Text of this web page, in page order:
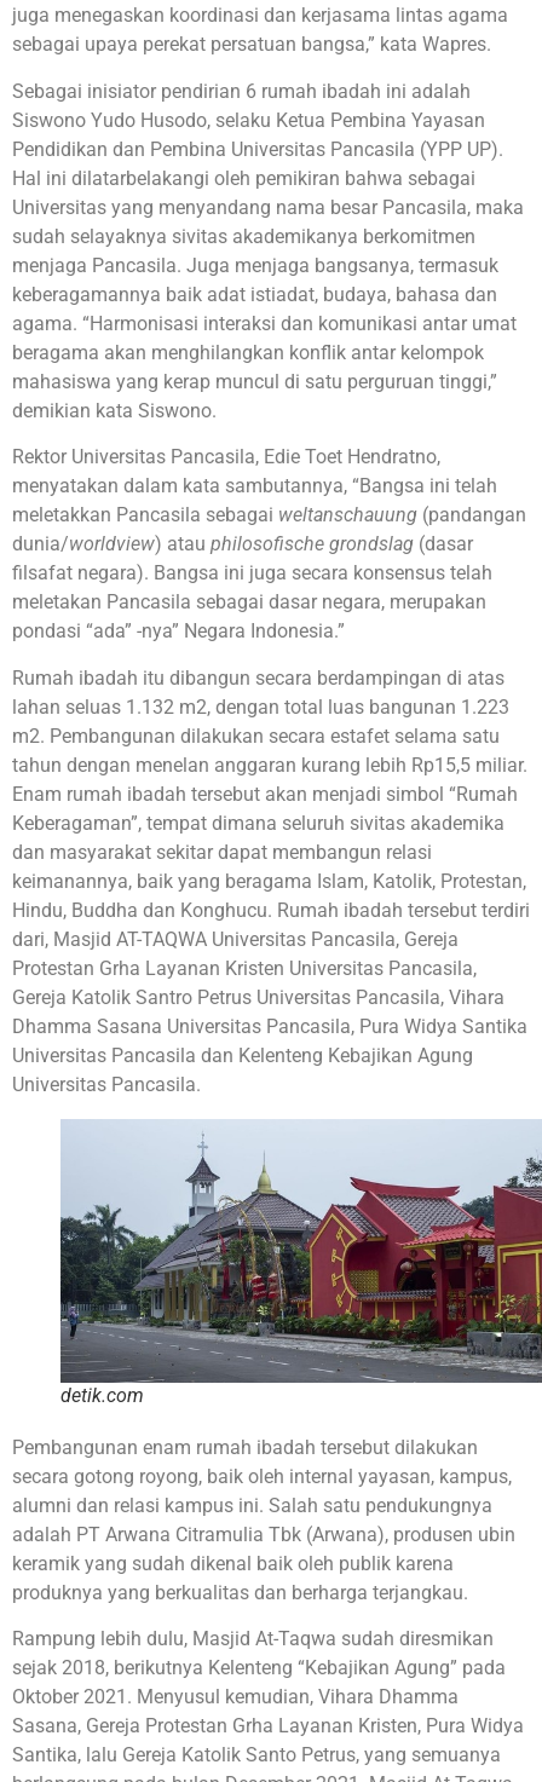
juga menegaskan koordinasi dan kerjasama lintas agama
sebagai upaya perekat persatuan bangsa,” kata Wapres.
Sebagai inisiator pendirian 6 rumah ibadah ini adalah
Siswono Yudo Husodo, selaku Ketua Pembina Yayasan
Pendidikan dan Pembina Universitas Pancasila (YPP UP).
Hal ini dilatarbelakangi oleh pemikiran bahwa sebagai
Universitas yang menyandang nama besar Pancasila, maka
sudah selayaknya sivitas akademikanya berkomitmen
menjaga Pancasila. Juga menjaga bangsanya, termasuk
keberagamannya baik adat istiadat, budaya, bahasa dan
agama. “Harmonisasi interaksi dan komunikasi antar umat
beragama akan menghilangkan konflik antar kelompok
mahasiswa yang kerap muncul di satu perguruan tinggi,”
demikian kata Siswono.
Rektor Universitas Pancasila, Edie Toet Hendratno,
menyatakan dalam kata sambutannya, “Bangsa ini telah
meletakkan Pancasila sebagai weltanschauung (pandangan
dunia/worldview) atau philosofische grondslag (dasar
filsafat negara). Bangsa ini juga secara konsensus telah
meletakan Pancasila sebagai dasar negara, merupakan
pondasi “ada” -nya” Negara Indonesia.”
Rumah ibadah itu dibangun secara berdampingan di atas
lahan seluas 1.132 m2, dengan total luas bangunan 1.223
m2. Pembangunan dilakukan secara estafet selama satu
tahun dengan menelan anggaran kurang lebih Rp15,5 miliar.
Enam rumah ibadah tersebut akan menjadi simbol “Rumah
Keberagaman”, tempat dimana seluruh sivitas akademika
dan masyarakat sekitar dapat membangun relasi
keimanannya, baik yang beragama Islam, Katolik, Protestan,
Hindu, Buddha dan Konghucu. Rumah ibadah tersebut terdiri
dari, Masjid AT-TAQWA Universitas Pancasila, Gereja
Protestan Grha Layanan Kristen Universitas Pancasila,
Gereja Katolik Santro Petrus Universitas Pancasila, Vihara
Dhamma Sasana Universitas Pancasila, Pura Widya Santika
Universitas Pancasila dan Kelenteng Kebajikan Agung
Universitas Pancasila.
detik.com
Pembangunan enam rumah ibadah tersebut dilakukan
secara gotong royong, baik oleh internal yayasan, kampus,
alumni dan relasi kampus ini. Salah satu pendukungnya
adalah PT Arwana Citramulia Tbk (Arwana), produsen ubin
keramik yang sudah dikenal baik oleh publik karena
produknya yang berkualitas dan berharga terjangkau.
Rampung lebih dulu, Masjid At-Taqwa sudah diresmikan
sejak 2018, berikutnya Kelenteng “Kebajikan Agung” pada
Oktober 2021. Menyusul kemudian, Vihara Dhamma
Sasana, Gereja Protestan Grha Layanan Kristen, Pura Widya
Santika, lalu Gereja Katolik Santo Petrus, yang semuanya